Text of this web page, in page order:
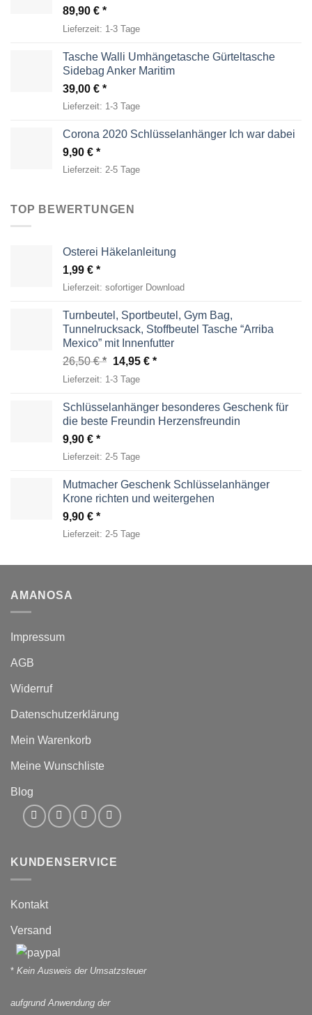
89,90 €
Lieferzeit: 1-3 Tage
Tasche Walli Umhängetasche Gürteltasche
Sidebag Anker Maritim
39,00 €
Lieferzeit: 1-3 Tage
Corona 2020 Schlüsselanhänger Ich war dabei
9,90 €
Lieferzeit: 2-5 Tage
TOP BEWERTUNGEN
Osterei Häkelanleitung
1,99 €
Lieferzeit: sofortiger Download
Turnbeutel, Sportbeutel, Gym Bag,
Tunnelrucksack, Stoffbeutel Tasche “Arriba
Mexico” mit Innenfutter
26,50€
Ursprünglicher
Preis
26,50 €
14,95 € Aktueller
14,95 €.
Lieferzeit: 1-3 Tage
Schlüsselanhänger besonderes Geschenk für
die beste Freundin Herzensfreundin
9,90 €
Lieferzeit: 2-5 Tage
Mutmacher Geschenk Schlüsselanhänger
Krone richten und weitergehen
9,90 €
Lieferzeit: 2-5 Tage
AMANOSA
Impressum
AGB
Widerruf
Datenschutzerklärung
Mein Warenkorb
Meine Wunschliste
Blog
KUNDENSERVICE
Kontakt
Versand
* Kein Ausweis der Umsatzsteuer
aufgrund Anwendung der